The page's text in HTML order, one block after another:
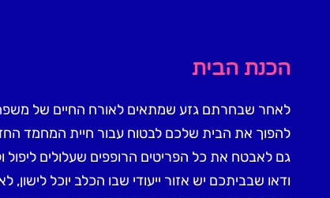
הכנת הבית
לאחר שבחרתם גזע שמתאים לאורח החיים של
להפוך את הבית שלכם לבטוח עבור חיית המחמד
גם לאבטח את כל הפריטים הרופפים שעלולים
ודאו שבביתכם יש אזור ייעודי שבו הכלב יוכל